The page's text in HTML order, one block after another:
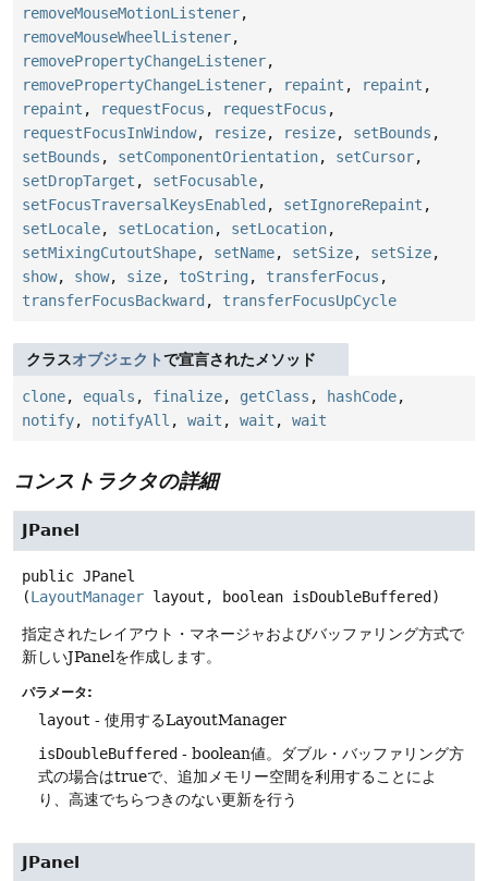
removeMouseMotionListener,
removeMouseWheelListener,
removePropertyChangeListener,
removePropertyChangeListener, repaint , repaint ,
repaint , requestFocus , requestFocus ,
requestFocusInWindow, resize, resize, setBounds ,
setBounds , setComponentOrientation, setCursor,
setDropTarget , setFocusable,
setFocusTraversalKeysEnabled , setIgnoreRepaint ,
setLocale, setLocation, setLocation,
setMixingCutoutShape, setName, setSize, setSize,
show, show, size, toString , transferFocus ,
transferFocusBackward , transferFocusUpCycle
クラスオブジェクトで宣言されたメソッド
clone, equals , finalize, getClass , hashCode,
notify, notifyAll , wait , wait , wait
コンストラクタの詳細
JPanel
public JPanel
(LayoutManager layout, boolean isDoubleBuffered)
指定されたレイアウト・マネージャおよびバッファリング方式で
新しいJPanelを作成します。
パラメータ:
layout - 使用するLayoutManager
isDoubleBuffered - boolean値。ダブル・バッファリング方
式の場合はtrueで、追加メモリー空間を利用することによ
り、高速でちらつきのない更新を行う
JPanel